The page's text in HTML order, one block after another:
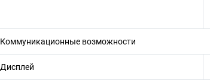
Коммуникационные возможности
Дисплей